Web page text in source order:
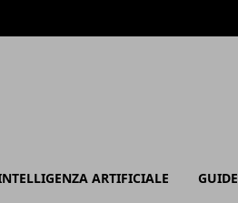
ARTIFICIALE GUIDE